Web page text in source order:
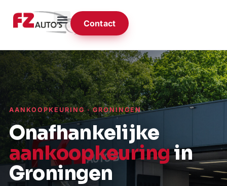
Contact
AANKOOPKEURING · GRONINGEN
Onafhankelijke
aankoopkeuringin
Groningen